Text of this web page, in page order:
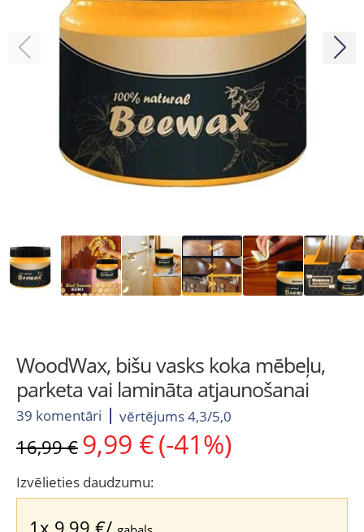
WoodWax, bišu vasks koka mēbeļu,
parketa vai lamināta atjaunošanai
39 komentāri vērtējums 4,3/5,0
16,99€ Original
price
was:
16,99 €.
9,99 € Current
price
9,99 €.
(-41%)
Izvēlieties daudzumu:
1x 9,99 €/